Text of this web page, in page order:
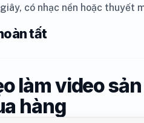
có nhạc nền hoặc thuyết
tất
làm video
hàng